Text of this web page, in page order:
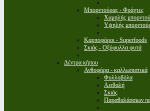
Μπορντούρας - Φράχτες
Χαμηλής
Υψηλής
Καρποφόροι - Superfoods
Σκιάς - Οξύφυλλα φυτά
Δέντρα κήπου
Ανθοφόρα - καλλωπιστικά
Φυλλοβόλα
Αειθαλή
Σκιάς
Παραθαλάσσιων